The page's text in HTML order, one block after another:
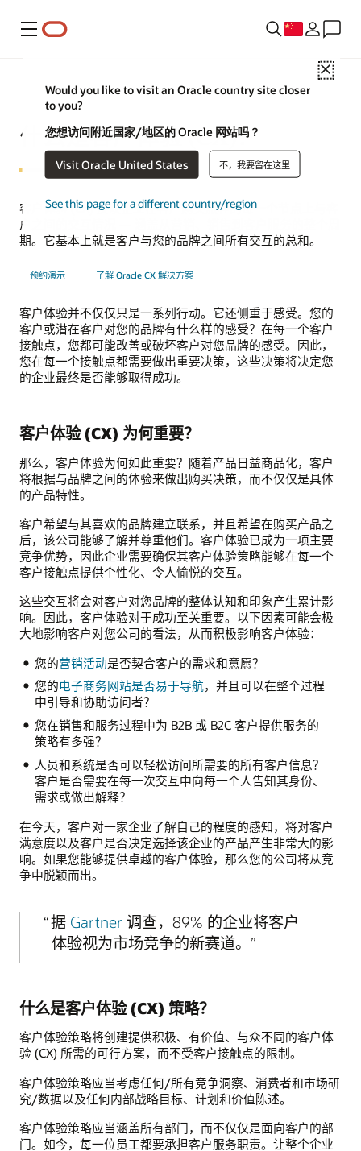
菜单
Close
Would you like to visit an Oracle country site closer
to you?
您想访问附近国家/地区的 Oracle 网站吗？
Visit Oracle United States 不，我要留在这里
See this page for a different country/region
什么是客户体验 (CX)？
客户体验 (CX) 反映企业在客户购买旅程的每一个节点上与客
户之间的交互情况 — 涵盖从
期。它基本上就是客户与您的品牌之间所有交互的总和。
预约演示 了解 Oracle CX 解决方案
客户体验并不仅仅只是一系列行动。它还侧重于感受。您的
客户或潜在客户对您的品牌有什么样的感受？在每一个客户
接触点，您都可能改善或破坏客户对您品牌的感受。因此，
您在每一个接触点都需要做出重要决策，这些决策将决定您
的企业最终是否能够取得成功。
客户体验 (CX) 为何重要？
那么，客户体验为何如此重要？随着产品日益商品化，客户
将根据与品牌之间的体验来做出购买决策，而不仅仅是具体
的产品特性。
客户希望与其喜欢的品牌建立联系，并且希望在购买产品之
后，该公司能够了解并尊重他们。客户体验已成为一项主要
竞争优势，因此企业需要确保其客户体验策略能够在每一个
客户接触点提供个性化、令人愉悦的交互。
这些交互将会对客户对您品牌的整体认知和印象产生累计影
响。因此，客户体验对于成功至关重要。以下因素可能会极
大地影响客户对您公司的看法，从而积极影响客户体验：
您的营销活动是否契合客户的需求和意愿？
您的电子商务网站是否易于导航，并且可以在整个过程
中引导和协助访问者？
您在销售和服务过程中为 B2B 或 B2C 客户提供服务的
策略有多强？
人员和系统是否可以轻松访问所需要的所有客户信息？
客户是否需要在每一次交互中向每一个人告知其身份、
需求或做出解释？
在今天，客户对一家企业了解自己的程度的感知，将对客户
满意度以及客户是否决定选择该企业的产品产生非常大的影
响。如果您能够提供卓越的客户体验，那么您的公司将从竞
争中脱颖而出。
据 Gartner 调查，89% 的企业将客户
体验视为市场竞争的新赛道。
什么是客户体验 (CX) 策略？
客户体验策略将创建提供积极、有价值、与众不同的客户体
验 (CX) 所需的可行方案，而不受客户接触点的限制。
客户体验策略应当考虑任何/所有竞争洞察、消费者和市场研
究/数据以及任何内部战略目标、计划和价值陈述。
客户体验策略应当涵盖所有部门，而不仅仅是面向客户的部
门。如今，每一位员工都要承担客户服务职责。让整个企业